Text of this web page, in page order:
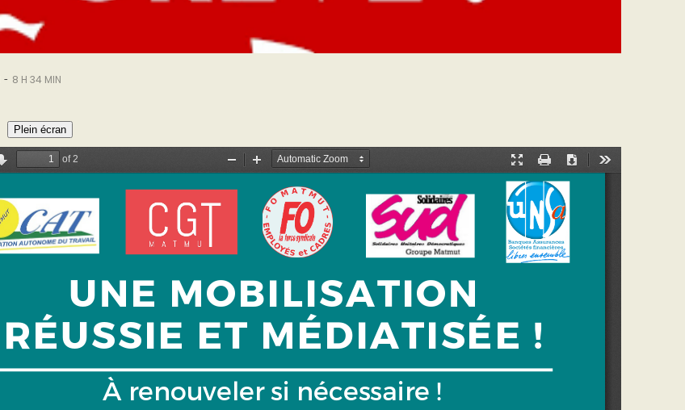
- 8 H 34 MIN
Plein écran